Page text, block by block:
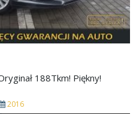
188Tkm! Piękny!
2016